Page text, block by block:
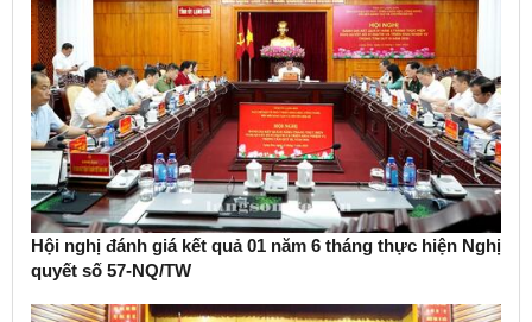
Hội nghị đánh giá kết quả 01 năm 6 tháng thực hiện Nghị
quyết số 57-NQ/TW